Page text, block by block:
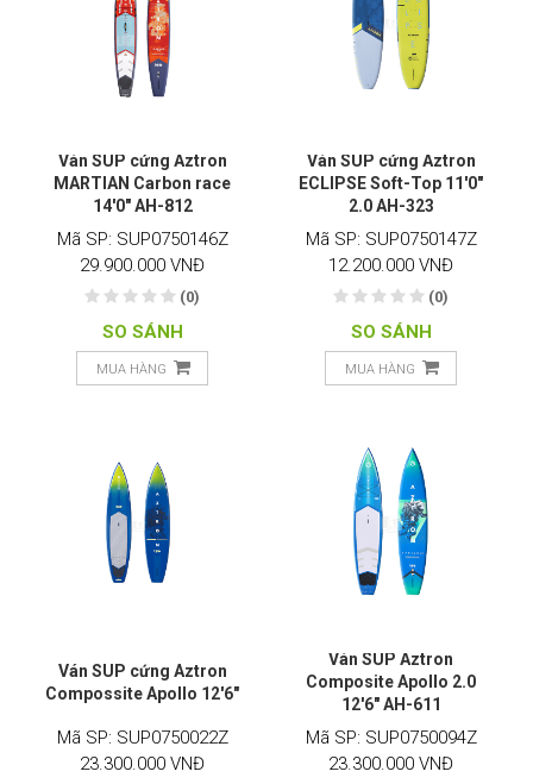
Ván SUP cứng Aztron
MARTIAN Carbon race
14'0" AH-812
Mã SP: SUP0750146Z
29.900.000 VNĐ
(0)
SO SÁNH
MUA HÀNG
Ván SUP cứng Aztron
ECLIPSE Soft-Top 11'0"
2.0 AH-323
Mã SP: SUP0750147Z
12.200.000 VNĐ
(0)
SO SÁNH
MUA HÀNG
Ván SUP cứng Aztron
Compossite Apollo 12'6"
Mã SP: SUP0750022Z
23.300.000 VNĐ
Ván SUP Aztron
Composite Apollo 2.0
12'6" AH-611
Mã SP: SUP0750094Z
23.300.000 VNĐ